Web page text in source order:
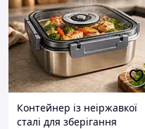
Контейнер із неіржавкої
сталі для зберігання